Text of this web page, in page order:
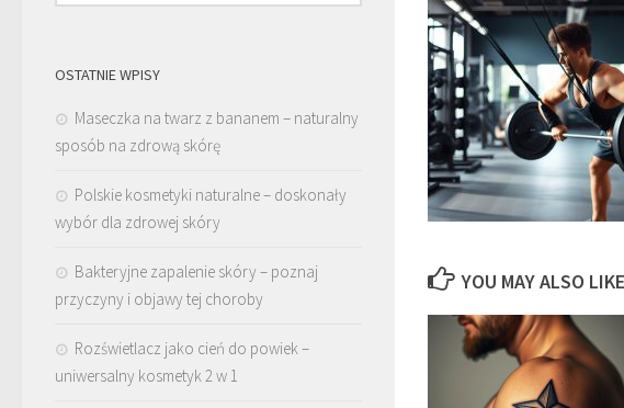
YOU MAY ALSO
OSTATNIE WPISY
Maseczka na twarz z bananem – naturalny
sposób na zdrową skórę
Polskie kosmetyki naturalne – doskonały
wybór dla zdrowej skóry
Bakteryjne zapalenie skóry – poznaj
przyczyny i objawy tej choroby
Rozświetlacz jako cień do powiek –
uniwersalny kosmetyk 2 w 1